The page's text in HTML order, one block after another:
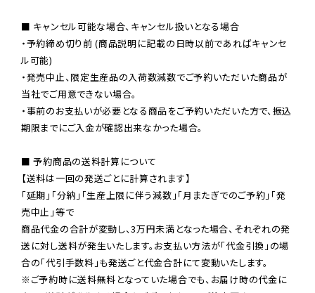
■ キャンセル可能な場合、キャンセル扱いとなる場合
・予約締め切り前 (商品説明に記載の日時以前であればキャンセ
ル可能)
・発売中止、限定生産品の入荷数減数でご予約いただいた商品が
当社でご用意できない場合。
・事前のお支払いが必要となる商品をご予約いただいた方で、振込
期限までにご入金が確認出来なかった場合。
■ 予約商品の送料計算について
【送料は一回の発送ごとに計算されます】
「延期」「分納」「生産上限に伴う減数」「月またぎでのご予約」「発
売中止」等で
商品代金の合計が変動し、3万円未満となった場合、それぞれの発
送に対し送料が発生いたします。お支払い方法が「代金引換」の場
※ご予約時に送料無料となっていた場合でも、お届け時の代金に